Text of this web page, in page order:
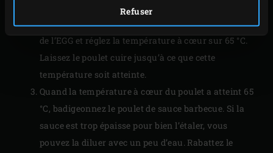
Refuser
Remote Thermometer) dans la cuisse du poulet en
veillant à ne pas toucher l’os. Rabattez le couvercle
de l’EGG et réglez la température à cœur sur 65 °C.
Laissez le poulet cuire jusqu’à ce que cette
température soit atteinte.
Quand la température à cœur du poulet a atteint 65
°C, badigeonnez le poulet de sauce barbecue. Si la
sauce est trop épaisse pour bien l’étaler, vous
pouvez la diluer avec un peu d’eau. Rabattez le